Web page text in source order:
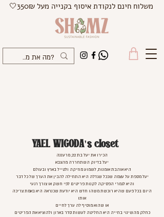
משלוח חינם לנקודת איסוף בקנייה מעל 350₪🤍
YAEL WIGODA's closet
הכירו את יעל בת 22, מרעננה
יעל בדיוק השתחררה מהצבא
היא אוהבת אומנות, לשמוע מוזיקה ולטייל בארץ ובעולם
יעל מספת על עצמה שככל שגדלה היא התחילה להבין את הערך של כל דבר
והיא לגמרי הפסיקה לקנות פריטים לפי חשק או צורך רגעי
היום בכל פעם שהיא רוכשת משהו חדש היא יודעת שכנראה היא באמת צריכה
אותו
או שהוא מוסיף לה ערך לחיים
כחלק מהשינוי בחייה היא החליטה לעשות סדר בארון ולהוציא את הפריטים